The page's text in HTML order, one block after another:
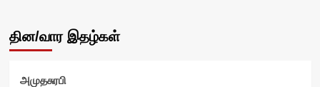
தின/வார இதழ்கள்
அமுதசுரபி